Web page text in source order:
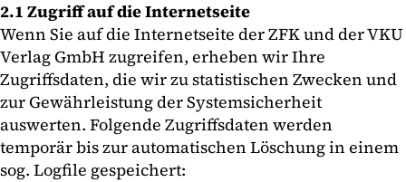
2.1 Zugriff auf die Internetseite
Wenn Sie auf die Internetseite der ZFK und der VKU
Verlag GmbH zugreifen, erheben wir Ihre
Zugriffsdaten, die wir zu statistischen Zwecken und
zur Gewährleistung der Systemsicherheit
auswerten. Folgende Zugriffsdaten werden
temporär bis zur automatischen Löschung in einem
sog. Logfile gespeichert: